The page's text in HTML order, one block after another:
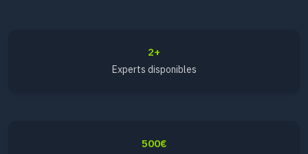
2+
Experts disponibles
500€